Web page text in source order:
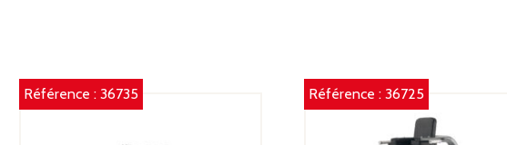
Référence : 36735 Référence : 36725